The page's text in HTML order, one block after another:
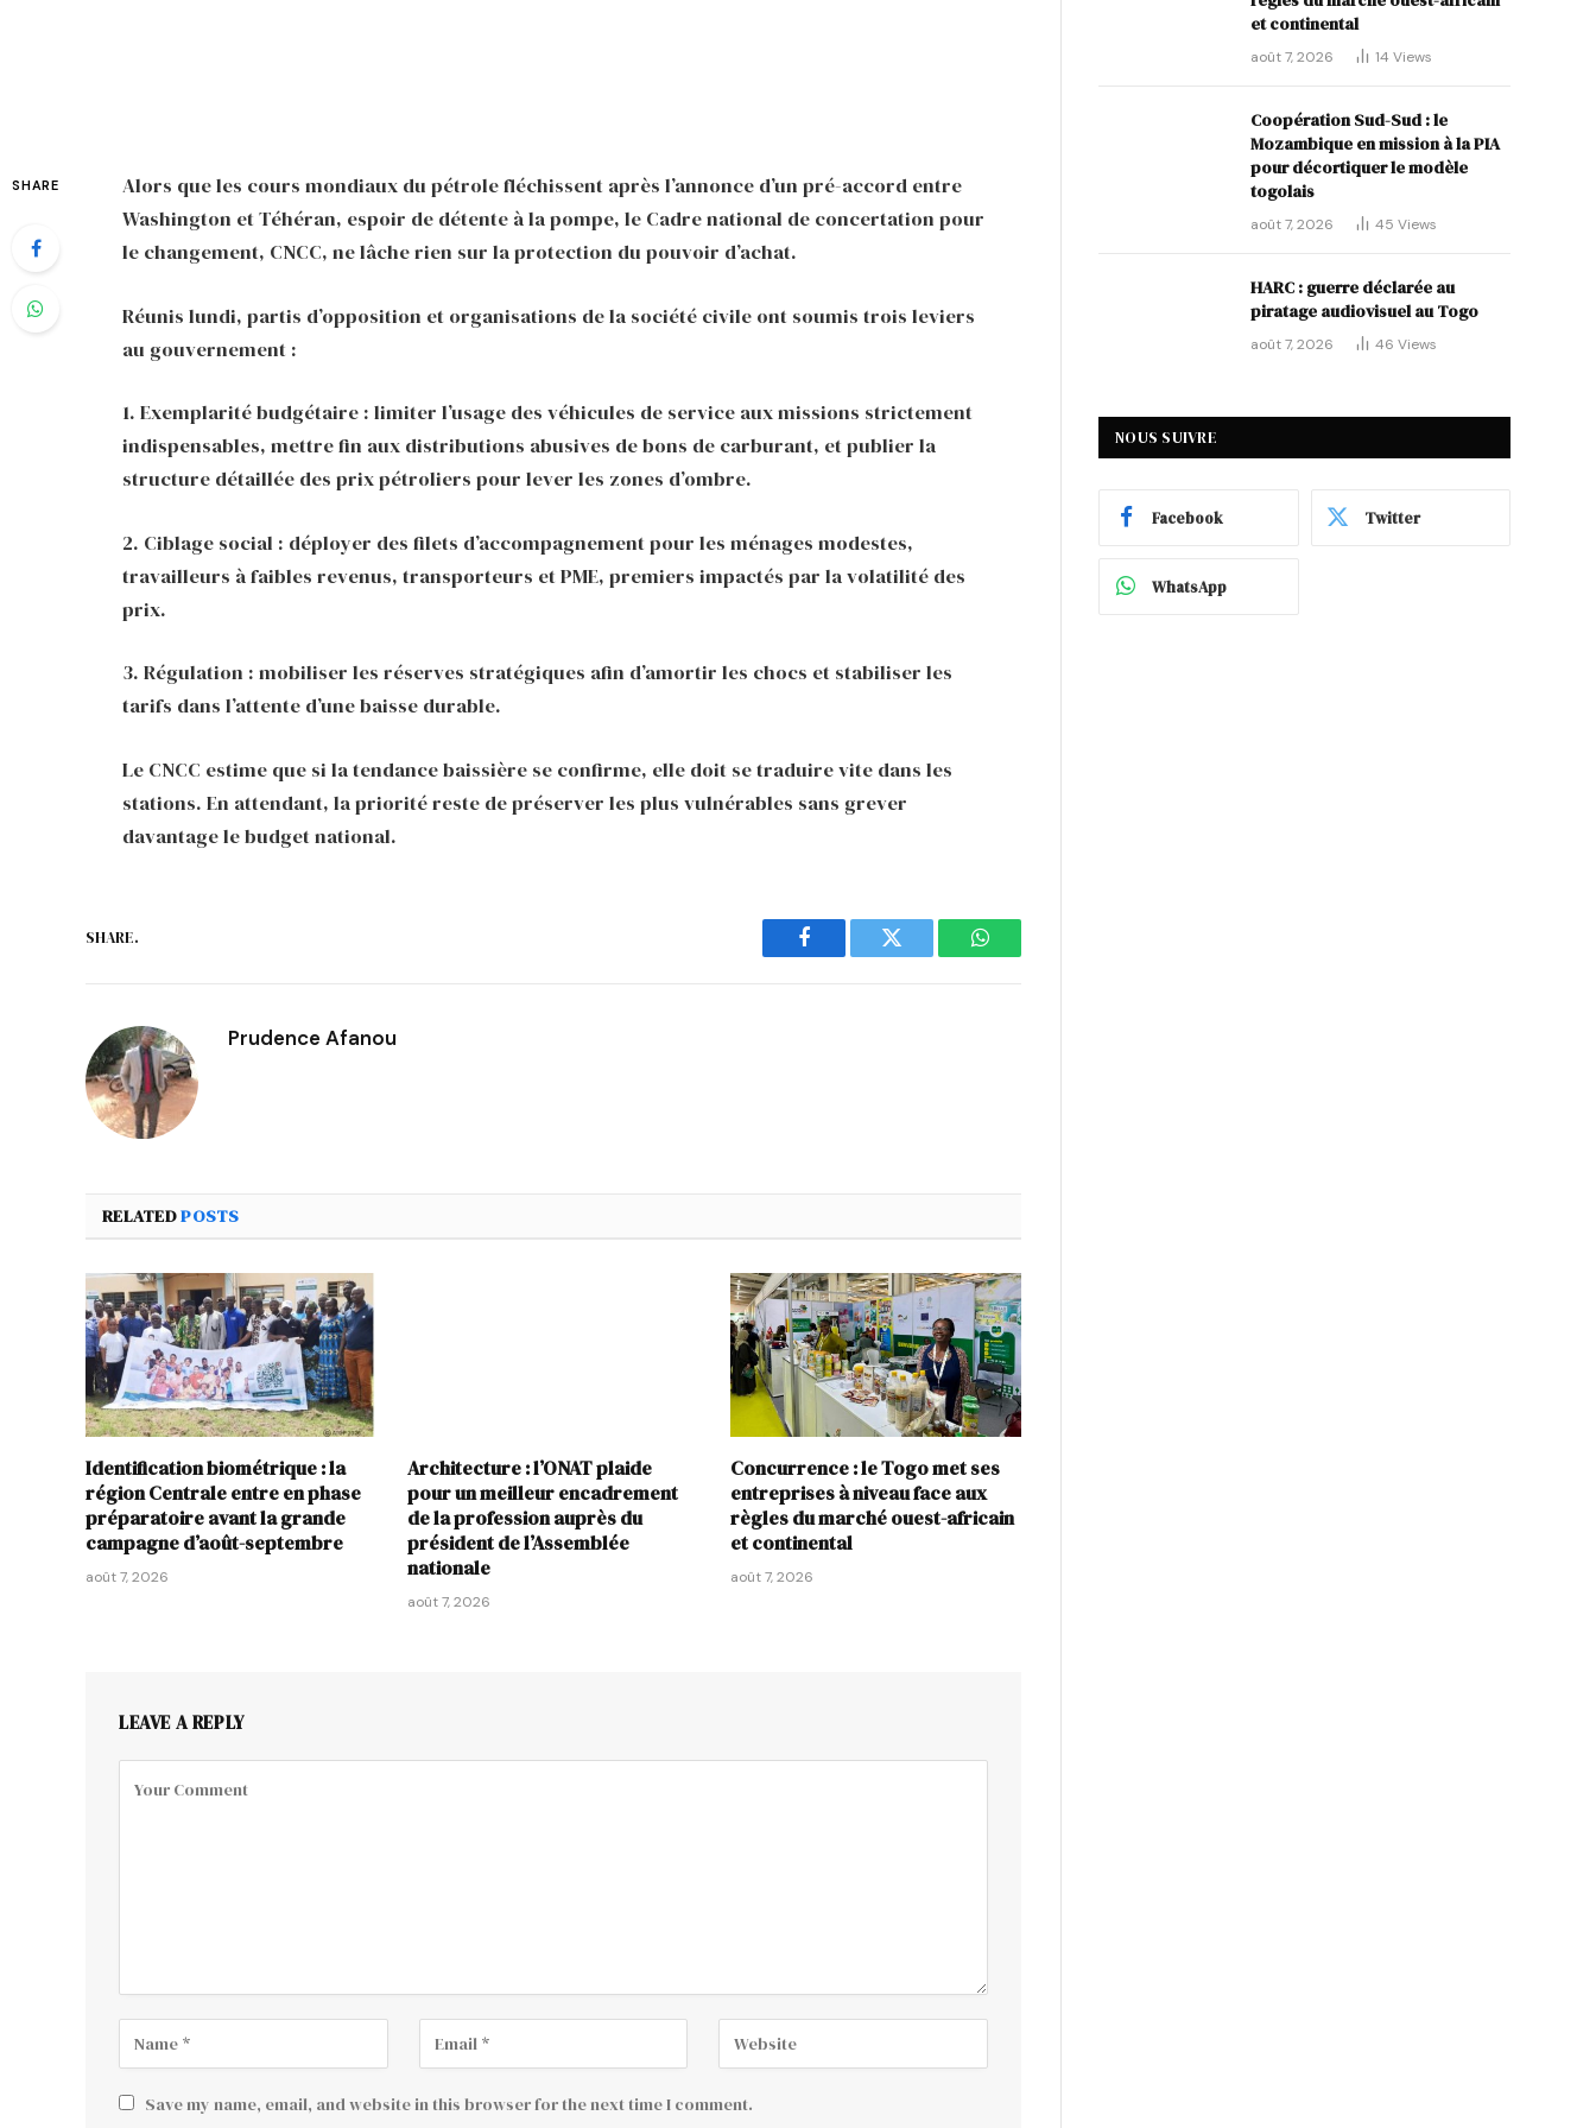
SHARE
Alors que les cours mondiaux du pétrole fléchissent après l’annonce d’un pré-accord entre
Washington et Téhéran, espoir de détente à la pompe, le Cadre national de concertation pour
le changement, CNCC, ne lâche rien sur la protection du pouvoir d’achat.
Réunis lundi, partis d’opposition et organisations de la société civile ont soumis trois leviers
au gouvernement :
1. Exemplarité budgétaire : limiter l’usage des véhicules de service aux missions strictement
indispensables, mettre fin aux distributions abusives de bons de carburant, et publier la
structure détaillée des prix pétroliers pour lever les zones d’ombre.
2. Ciblage social : déployer des filets d’accompagnement pour les ménages modestes,
travailleurs à faibles revenus, transporteurs et PME, premiers impactés par la volatilité des
prix.
3. Régulation : mobiliser les réserves stratégiques afin d’amortir les chocs et stabiliser les
tarifs dans l’attente d’une baisse durable.
Le CNCC estime que si la tendance baissière se confirme, elle doit se traduire vite dans les
stations. En attendant, la priorité reste de préserver les plus vulnérables sans grever
davantage le budget national.
SHARE.
Facebook Twitter WhatsApp
Prudence Afanou
RELATEDPOSTS
Identification biométrique : la
région Centrale entre en phase
préparatoire avant la grande
campagne d’août-septembre
août 7, 2026
Architecture : l’ONAT plaide
pour un meilleur encadrement
de la profession auprès du
président de l’Assemblée
nationale
août 7, 2026
Concurrence : le Togo met ses
entreprises à niveau face aux
règles du marché ouest-africain
et continental
août 7, 2026
LEAVE A REPLY
Save my name, email, and website in this browser for the next time I comment.
et continental
août 7, 2026 14 Views
Coopération Sud-Sud : le
Mozambique en mission à la PIA
pour décortiquer le modèle
togolais
août 7, 2026 45 Views
HARC : guerre déclarée au
piratage audiovisuel au Togo
août 7, 2026 46 Views
NOUS SUIVRE
Facebook Twitter
WhatsApp